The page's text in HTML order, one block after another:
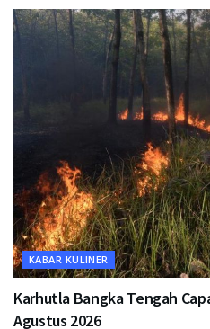
KABAR KULINER
Karhutla Bangka Tengah
Agustus 2026